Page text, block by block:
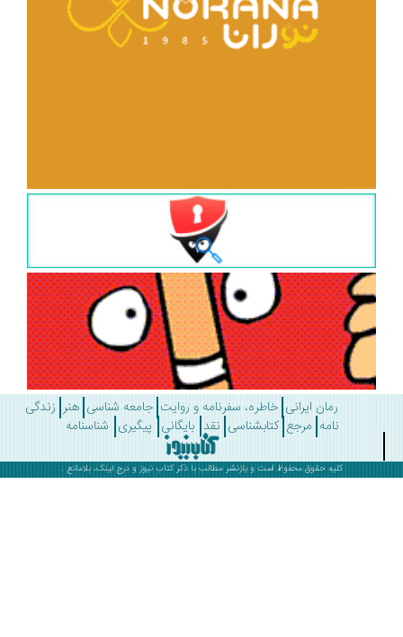
رمان ایرانی خاطره، سفرنامه و روایت جامعه شناسی هنر زندگی
مرجع کتابشناسی نقد بایگانی پیگیری شناسنامه
کلیه حقوق محفوظ است و بازنشر مطالب با ذکرکتاب نیوزو درج لینک، بلامانع .